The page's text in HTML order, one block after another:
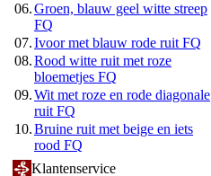
06.Groen, blauw geel witte streep
FQ
07.Ivoor met blauw rode ruit FQ
08.Rood witte ruit met roze
bloemetjes FQ
09.Wit met roze en rode diagonale
ruit FQ
10.Bruine ruit met beige en iets
rood FQ
Klantenservice